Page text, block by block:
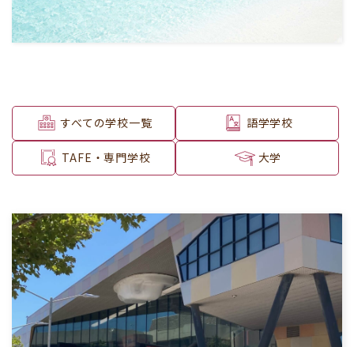
すべての学校一覧 語学学校
TAFE・専門学校 大学